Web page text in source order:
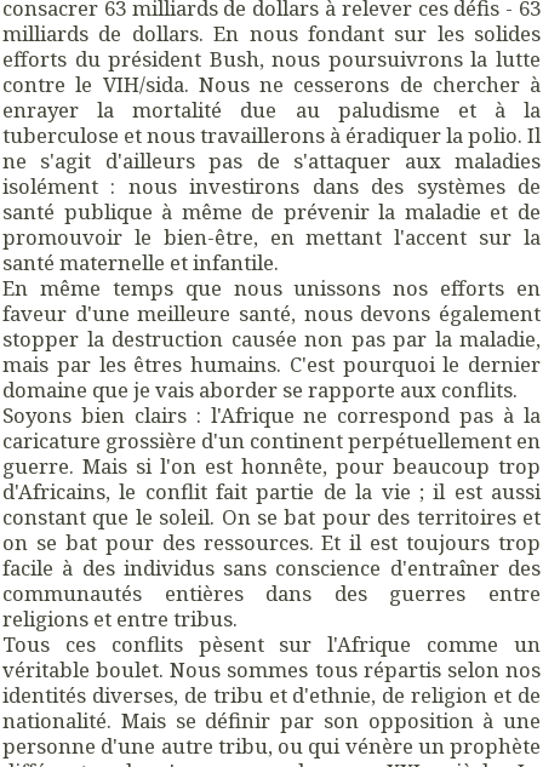
consacrer 63 milliards de dollars à relever ces défis - 63
milliards de dollars. En nous fondant sur les solides
efforts du président Bush, nous poursuivrons la lutte
contre le VIH/sida. Nous ne cesserons de chercher à
enrayer la mortalité due au paludisme et à la
tuberculose et nous travaillerons à éradiquer la polio. Il
ne s'agit d'ailleurs pas de s'attaquer aux maladies
isolément : nous investirons dans des systèmes de
santé publique à même de prévenir la maladie et de
promouvoir le bien-être, en mettant l'accent sur la
santé maternelle et infantile.
En même temps que nous unissons nos efforts en
faveur d'une meilleure santé, nous devons également
stopper la destruction causée non pas par la maladie,
mais par les êtres humains. C'est pourquoi le dernier
domaine que je vais aborder se rapporte aux conflits.
Soyons bien clairs : l'Afrique ne correspond pas à la
caricature grossière d'un continent perpétuellement en
guerre. Mais si l'on est honnête, pour beaucoup trop
d'Africains, le conflit fait partie de la vie ; il est aussi
constant que le soleil. On se bat pour des territoires et
on se bat pour des ressources. Et il est toujours trop
facile à des individus sans conscience d'entraîner des
communautés entières dans des guerres entre
religions et entre tribus.
Tous ces conflits pèsent sur l'Afrique comme un
véritable boulet. Nous sommes tous répartis selon nos
identités diverses, de tribu et d'ethnie, de religion et de
nationalité. Mais se définir par son opposition à une
personne d'une autre tribu, ou qui vénère un prophète